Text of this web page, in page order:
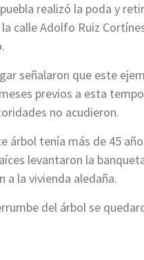
realizó la poda y
calle Adolfo Ruiz
señalaron que este
previos a esta
no acudieron.
árbol tenía más de 45
levantaron la
a la vivienda aledaña.
del árbol se